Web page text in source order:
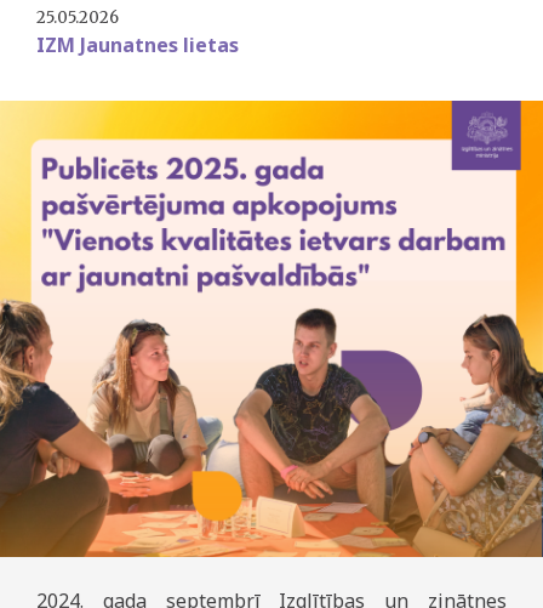
25.05.2026
IZM Jaunatnes lietas
2024. gada septembrī Izglītības un zinātnes